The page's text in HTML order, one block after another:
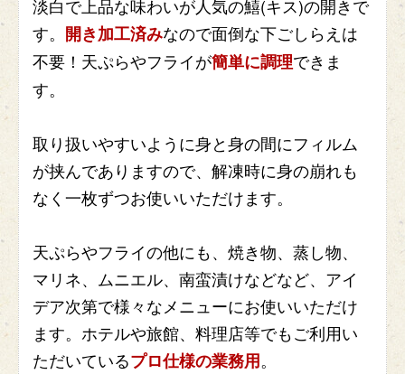
淡白で上品な味わいが人気の鱚(キス)の開きで
す。 開き加工済みなので面倒な下ごしらえは
不要！天ぷらやフライが簡単に調理できま
す。
取り扱いやすいように身と身の間にフィルム
が挟んでありますので、解凍時に身の崩れも
なく一枚ずつお使いいただけます。
天ぷらやフライの他にも、焼き物、蒸し物、
マリネ、ムニエル、南蛮漬けなどなど、アイ
デア次第で様々なメニューにお使いいただけ
ます。ホテルや旅館、料理店等でもご利用い
ただいているプロ仕様の業務用。